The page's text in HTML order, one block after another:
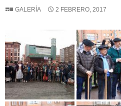
GALERÍA 2 FEBRERO, 2017